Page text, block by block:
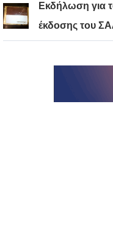
Εκδήλωση για
έκδοσης του